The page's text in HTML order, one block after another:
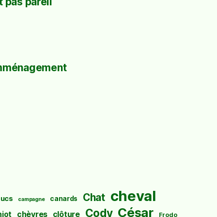
campagne canards Chat cheval
chèvres clôture Cody César Frodo